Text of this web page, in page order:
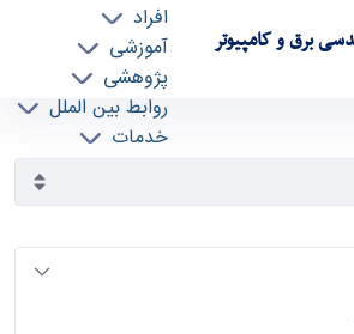
برق و کامپیوتر
افراد
آموزشی
پژوهشی
روابط بین الملل
خدمات
آرشیو اطلاعیه ها - ece- دانشکده مهندسی برق و